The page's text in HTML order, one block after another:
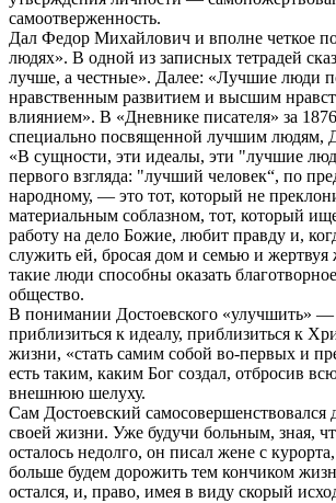
самоотверженность.
Дал Федор Михайлович и вполне четкое
людях». В одной из записных тетрадей
лучше, а честные». Далее: «Лучшие люди
нравственным развитием и высшим
влиянием». В «Дневнике писателя» за
специально посвященной лучшим людям,
«В сущности, эти идеалы, эти "лучшие
первого взгляда: "лучший человек“, по
народному, — это тот, который не
материальным соблазном, тот, который
работу на дело Божие, любит правду и,
служить ей, бросая дом и семью и
такие люди способны оказать
общество.
В понимании Достоевского «улучшить» —
приблизиться к идеалу, приблизиться к
жизни, «стать самим собой во-первых и
есть таким, каким Бог создал, отбросив
внешнюю шелуху.
Сам Достоевский самосовершенствовался
своей жизни. Уже будучи больным, зная,
осталось недолго, он писал жене с
больше будем дорожить тем кончиком
остался, и, право, имея в виду скорый